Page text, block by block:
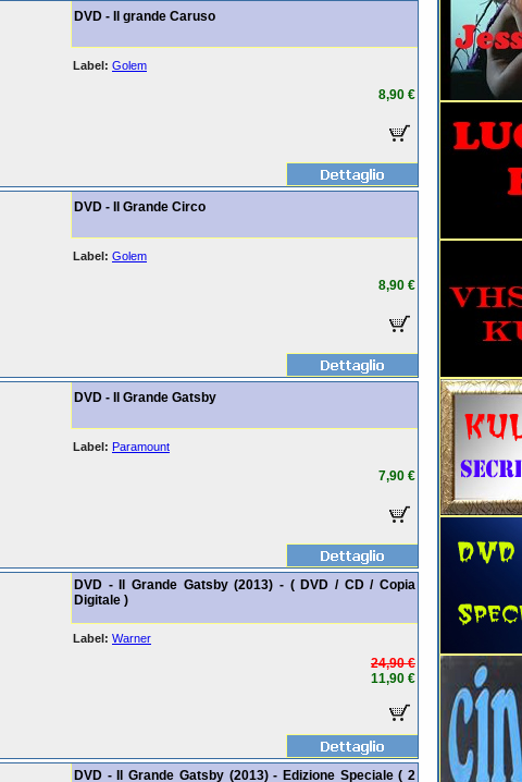
DVD - Il grande Caruso
Label: Golem
8,90 €
DVD - Il Grande Circo
Label: Golem
8,90 €
DVD - Il Grande Gatsby
Label: Paramount
7,90 €
DVD - Il Grande Gatsby (2013) - ( DVD / CD / Copia
Digitale )
Label: Warner
24,90 €
11,90 €
DVD - Il Grande Gatsby (2013) - Edizione Speciale ( 2